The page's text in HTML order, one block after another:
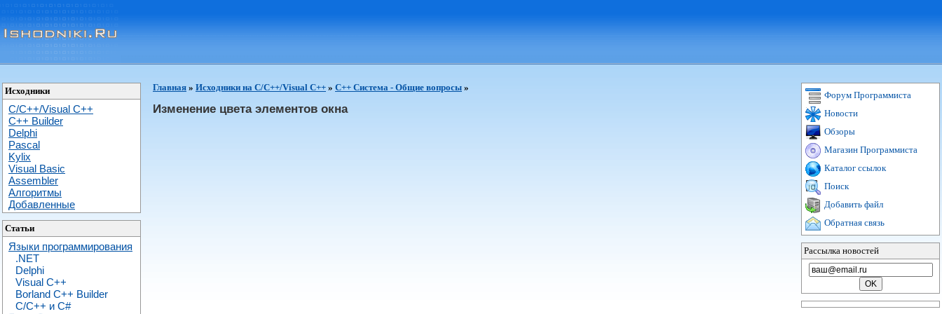
Исходники
C/C++/Visual C++
С++ Builder
Delphi
Pascal
Kylix
Visual Basic
Assembler
Алгоритмы
Добавленные
Статьи
Языки программирования
.NET
Delphi
Visual C++
Borland C++ Builder
C/С++ и C#
Главная » Исходники на C/C++/Visual C++ » C++ Система - Общие вопросы »
Изменение цвета элементов окна
Форум Программиста
Новости
Обзоры
Магазин Программиста
Каталог ссылок
Поиск
Добавить файл
Обратная связь
Рассылка новостей